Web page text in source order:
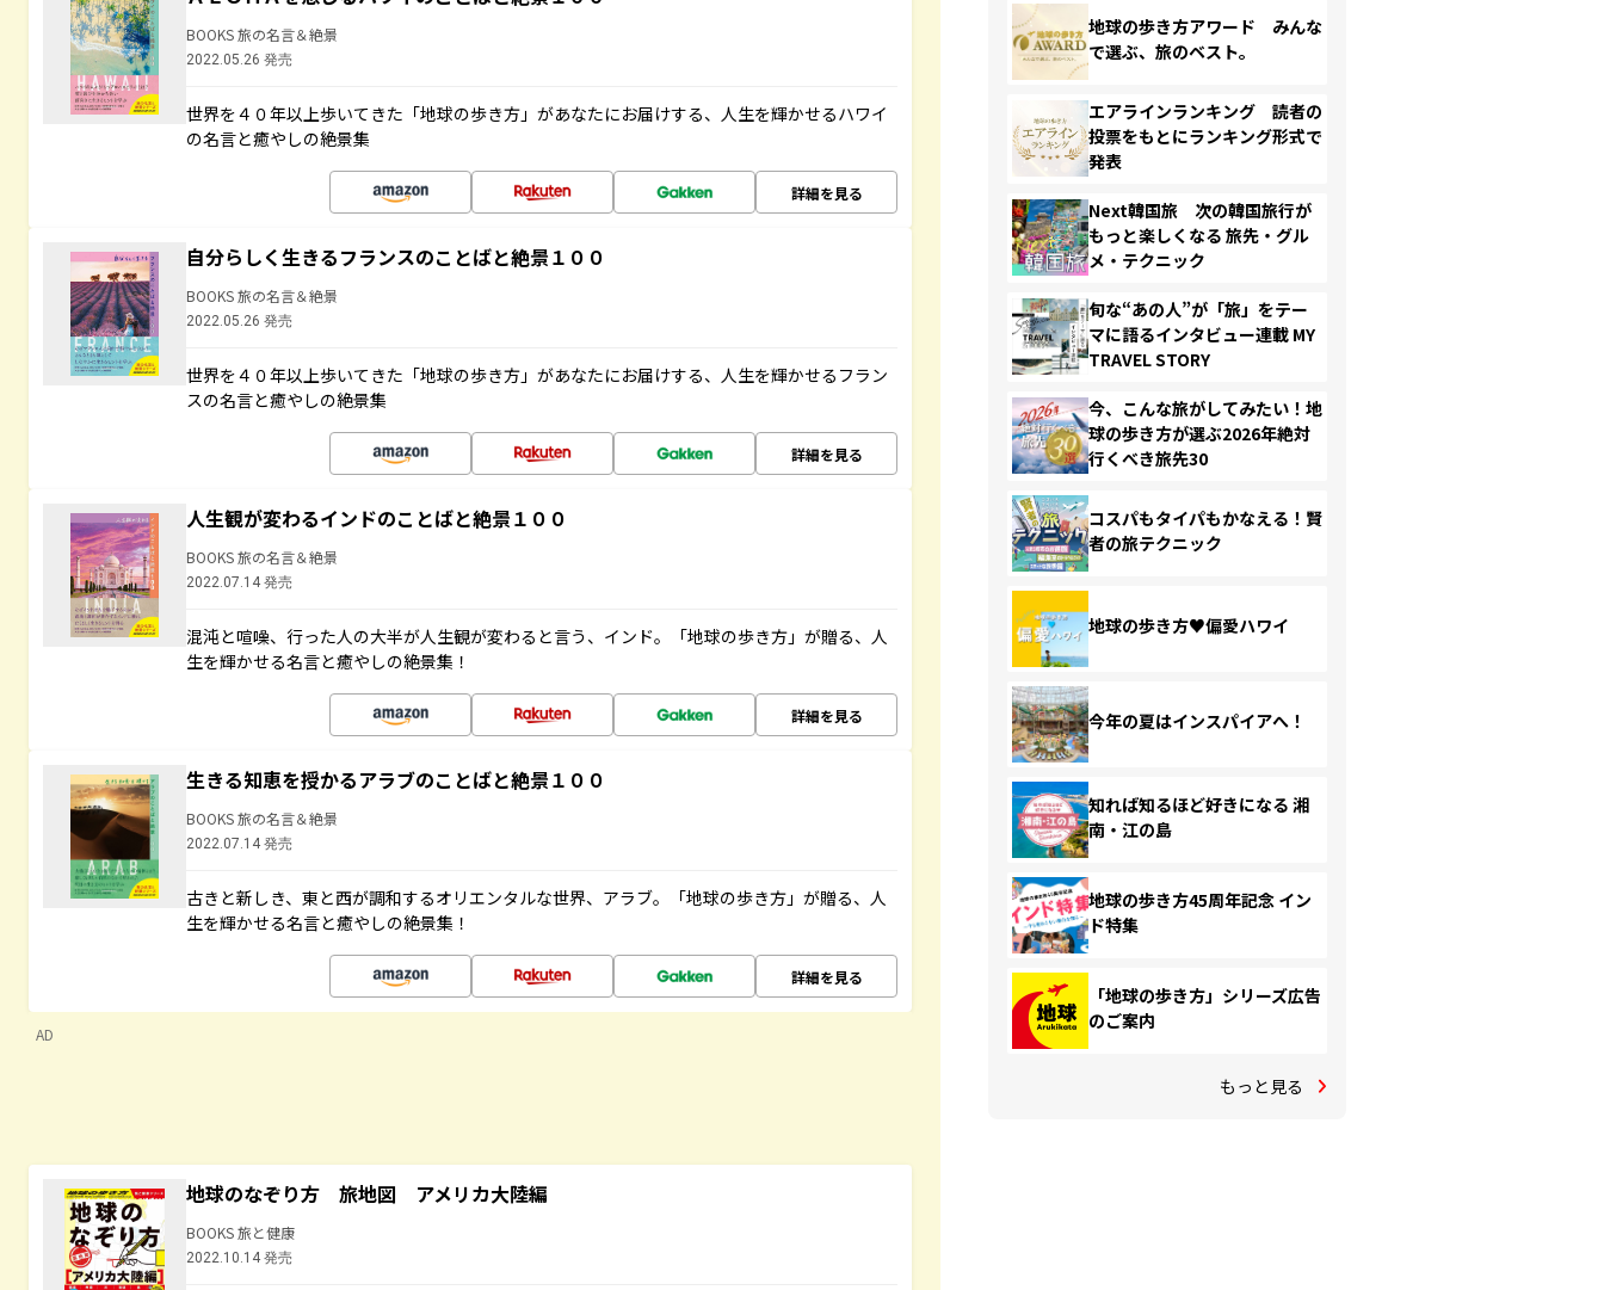
BOOKS 旅の名言＆絶景
2022.05.26 発売
世界を４０年以上歩いてきた「地球の歩き方」があなたにお届けする、人生を輝かせるハワイ
の名言と癒やしの絶景集
詳細を見る
自分らしく生きるフランスのことばと絶景１００
BOOKS 旅の名言＆絶景
2022.05.26 発売
世界を４０年以上歩いてきた「地球の歩き方」があなたにお届けする、人生を輝かせるフラン
スの名言と癒やしの絶景集
詳細を見る
人生観が変わるインドのことばと絶景１００
BOOKS 旅の名言＆絶景
2022.07.14 発売
混沌と喧噪、行った人の大半が人生観が変わると言う、インド。「地球の歩き方」が贈る、人
生を輝かせる名言と癒やしの絶景集！
詳細を見る
生きる知恵を授かるアラブのことばと絶景１００
BOOKS 旅の名言＆絶景
2022.07.14 発売
古きと新しき、東と西が調和するオリエンタルな世界、アラブ。「地球の歩き方」が贈る、人
生を輝かせる名言と癒やしの絶景集！
詳細を見る
AD
地球のなぞり方 旅地図 アメリカ大陸編
BOOKS 旅と健康
2022.10.14 発売
地球の歩き方アワード みんな
で選ぶ、旅のベスト。
エアラインランキング 読者の
投票をもとにランキング形式で
発表
Next韓国旅 次の韓国旅行が
もっと楽しくなる 旅先・グル
メ・テクニック
旬な“あの人”が「旅」をテー
マに語るインタビュー連載 MY
TRAVEL STORY
今、こんな旅がしてみたい！地
球の歩き方が選ぶ2026年絶対
行くべき旅先30
コスパもタイパもかなえる！賢
者の旅テクニック
地球の歩き方♥偏愛ハワイ
今年の夏はインスパイアへ！
知れば知るほど好きになる 湘
南・江の島
地球の歩き方45周年記念 イン
ド特集
「地球の歩き方」シリーズ広告
のご案内
もっと見る